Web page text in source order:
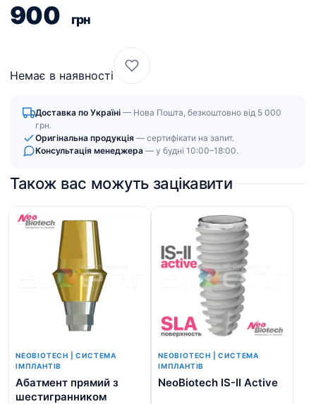
900 грн
Немає в наявності
Доставка по Україні — Нова Пошта, безкоштовно від 5 000
грн.
Оригінальна продукція — сертифікати на запит.
Консультація менеджера — у будні 10:00–18:00.
Також вас можуть зацікавити
NEOBIOTECH | СИСТЕМА
ІМПЛАНТІВ
Абатмент прямий з
шестигранником
NEOBIOTECH | СИСТЕМА
ІМПЛАНТІВ
NeoBiotech IS-II Active